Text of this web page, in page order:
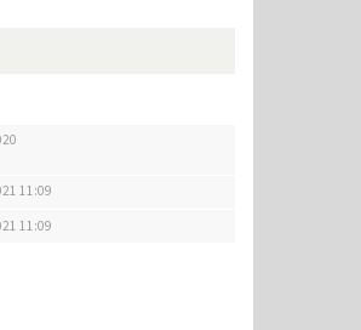
11:09
11:09